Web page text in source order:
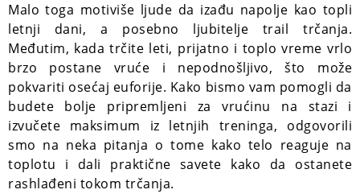
Malo toga motiviše ljude da izađu napolje kao topli
letnji dani, a posebno ljubitelje trail trčanja.
Međutim, kada trčite leti, prijatno i toplo vreme vrlo
brzo postane vruće i nepodnošljivo, što može
pokvariti osećaj euforije. Kako bismo vam pomogli da
budete bolje pripremljeni za vrućinu na stazi i
izvučete maksimum iz letnjih treninga, odgovorili
smo na neka pitanja o tome kako telo reaguje na
toplotu i dali praktične savete kako da ostanete
rashlađeni tokom trčanja.